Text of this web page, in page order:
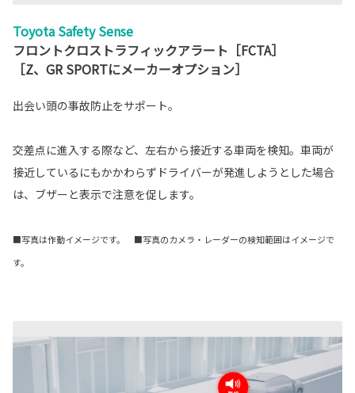
Toyota Safety Sense
フロントクロストラフィックアラート［FCTA］
［Z、GR SPORTにメーカーオプション］
出会い頭の事故防止をサポート。
交差点に進入する際など、左右から接近する車両を検知。車両が
接近しているにもかかわらずドライバーが発進しようとした場合
は、ブザーと表示で注意を促します。
■写真は作動イメージです。 ■写真のカメラ・レーダーの検知範囲はイメージで
す。